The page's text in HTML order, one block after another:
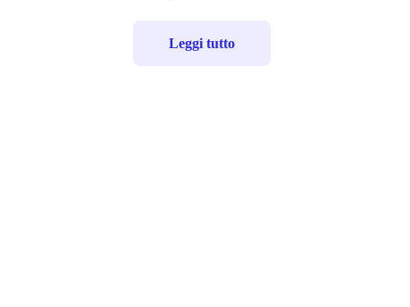
Leggi tutto